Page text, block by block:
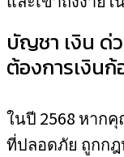
บัญชา เงิน ด่
ต้องการเงิน
ในปี 2568 หาก
ที่ปลอดภัย ถูกกฎ